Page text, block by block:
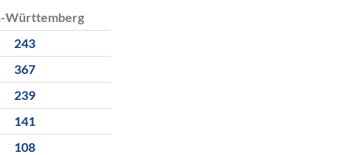
Württemberg
243
367
239
141
108